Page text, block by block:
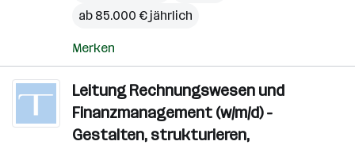
ab 85.000 € jährlich
Merken
Leitung Rechnungswesen und
Finanzmanagement (w/m/d) -
Gestalten, strukturieren,